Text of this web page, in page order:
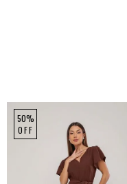
50%
OFF